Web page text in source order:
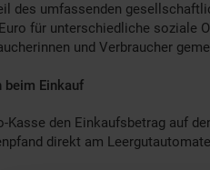
des umfassenden
für unterschiedliche
und Verbraucher
beim Einkauf
Kasse den Einkaufsbetrag auf
direkt am